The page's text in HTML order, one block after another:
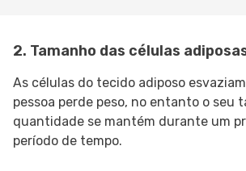
2. Tamanho das células
As células do tecido adiposo
pessoa perde peso, no entanto o seu
quantidade se mantém durante um
período de tempo.